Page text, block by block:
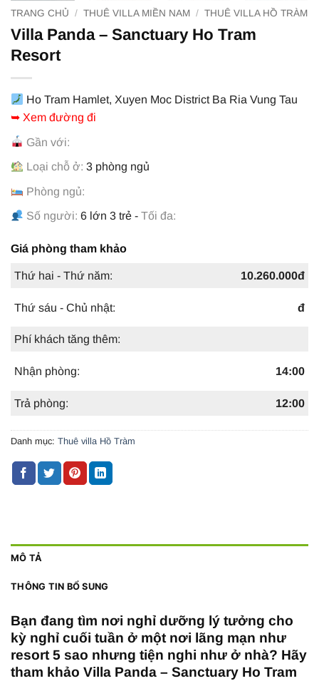
TRANG CHỦ / THUÊ VILLA MIỀN NAM / THUÊ VILLA HỒ TRÀM
Villa Panda – Sanctuary Ho Tram
Resort
Ho Tram Hamlet, Xuyen Moc District Ba Ria Vung Tau
➥ Xem đường đi
Gần với:
Loại chỗ ở: 3 phòng ngủ
Phòng ngủ:
Số người: 6 lớn 3 trẻ -Tối đa:
Giá phòng tham khảo
Thứ hai - Thứ năm: 10.260.000đ
Thứ sáu - Chủ nhật: đ
Phí khách tăng thêm:
Nhận phòng: 14:00
Trả phòng: 12:00
Danh mục: Thuê villa Hồ Tràm
MÔ TẢ
THÔNG TIN BỔ SUNG
Bạn đang tìm nơi nghỉ dưỡng lý tưởng cho
kỳ nghỉ cuối tuần ở một nơi lãng mạn như
resort 5 sao nhưng tiện nghi như ở nhà? Hãy
tham khảo Villa Panda – Sanctuary Ho Tram